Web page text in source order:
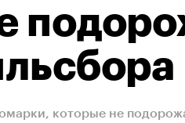
которые не